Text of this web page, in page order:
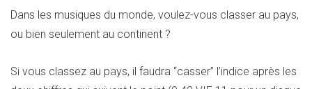
Dans les musiques du monde, voulez-vous classer au pays,
ou bien seulement au continent ?
Si vous classez au pays, il faudra “casser” l’indice après les